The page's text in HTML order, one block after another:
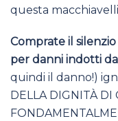
questa
Comprate il
per danni indotti
quindi il danno!)
DELLA DIGNITÀ